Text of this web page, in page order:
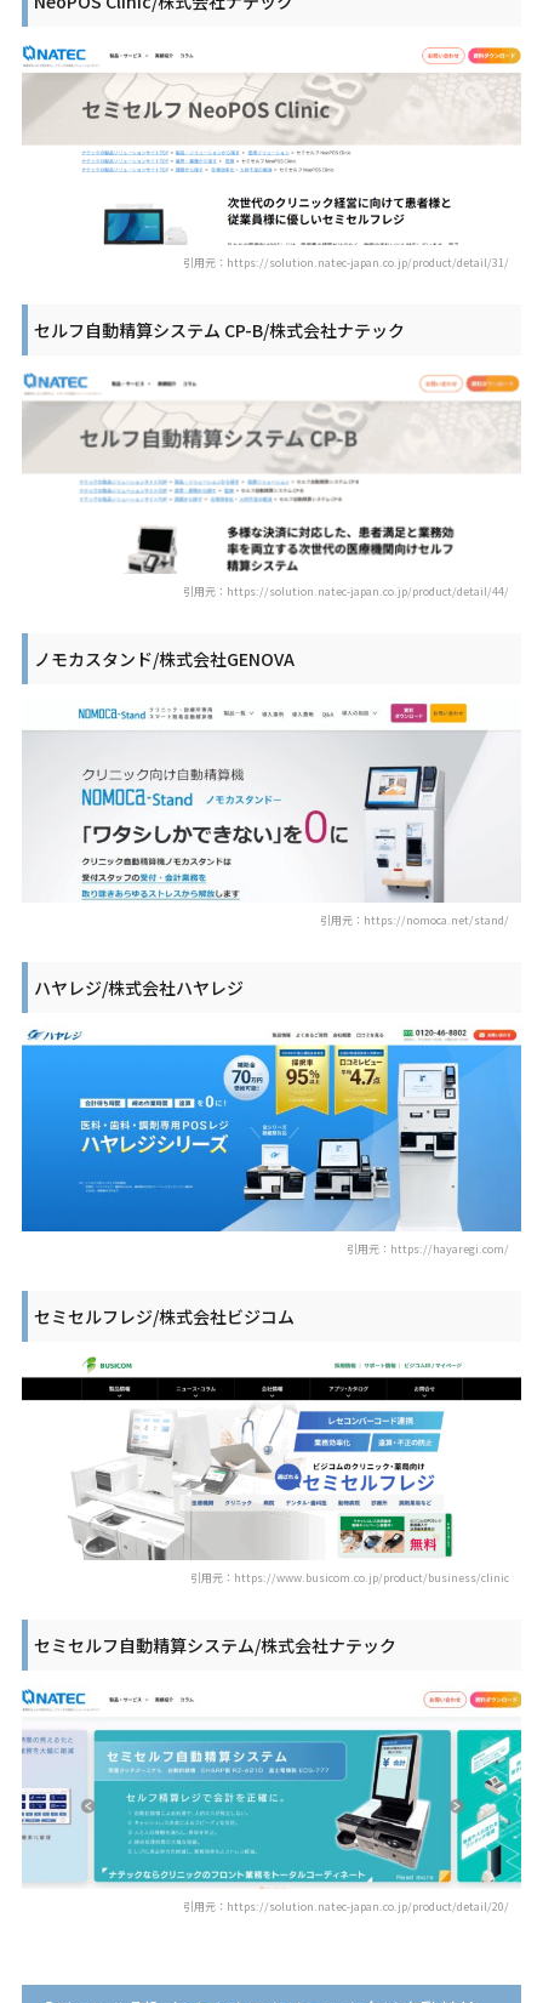
引用元：https://solution.natec-japan.co.jp/product/detail/31/
セルフ自動精算システム CP-B/株式会社ナテック
引用元：https://solution.natec-japan.co.jp/product/detail/44/
ノモカスタンド/株式会社GENOVA
引用元：https://nomoca.net/stand/
ハヤレジ/株式会社ハヤレジ
引用元：https://hayaregi.com/
セミセルフレジ/株式会社ビジコム
引用元：https://www.busicom.co.jp/product/business/clinic
セミセルフ自動精算システム/株式会社ナテック
引用元：https://solution.natec-japan.co.jp/product/detail/20/